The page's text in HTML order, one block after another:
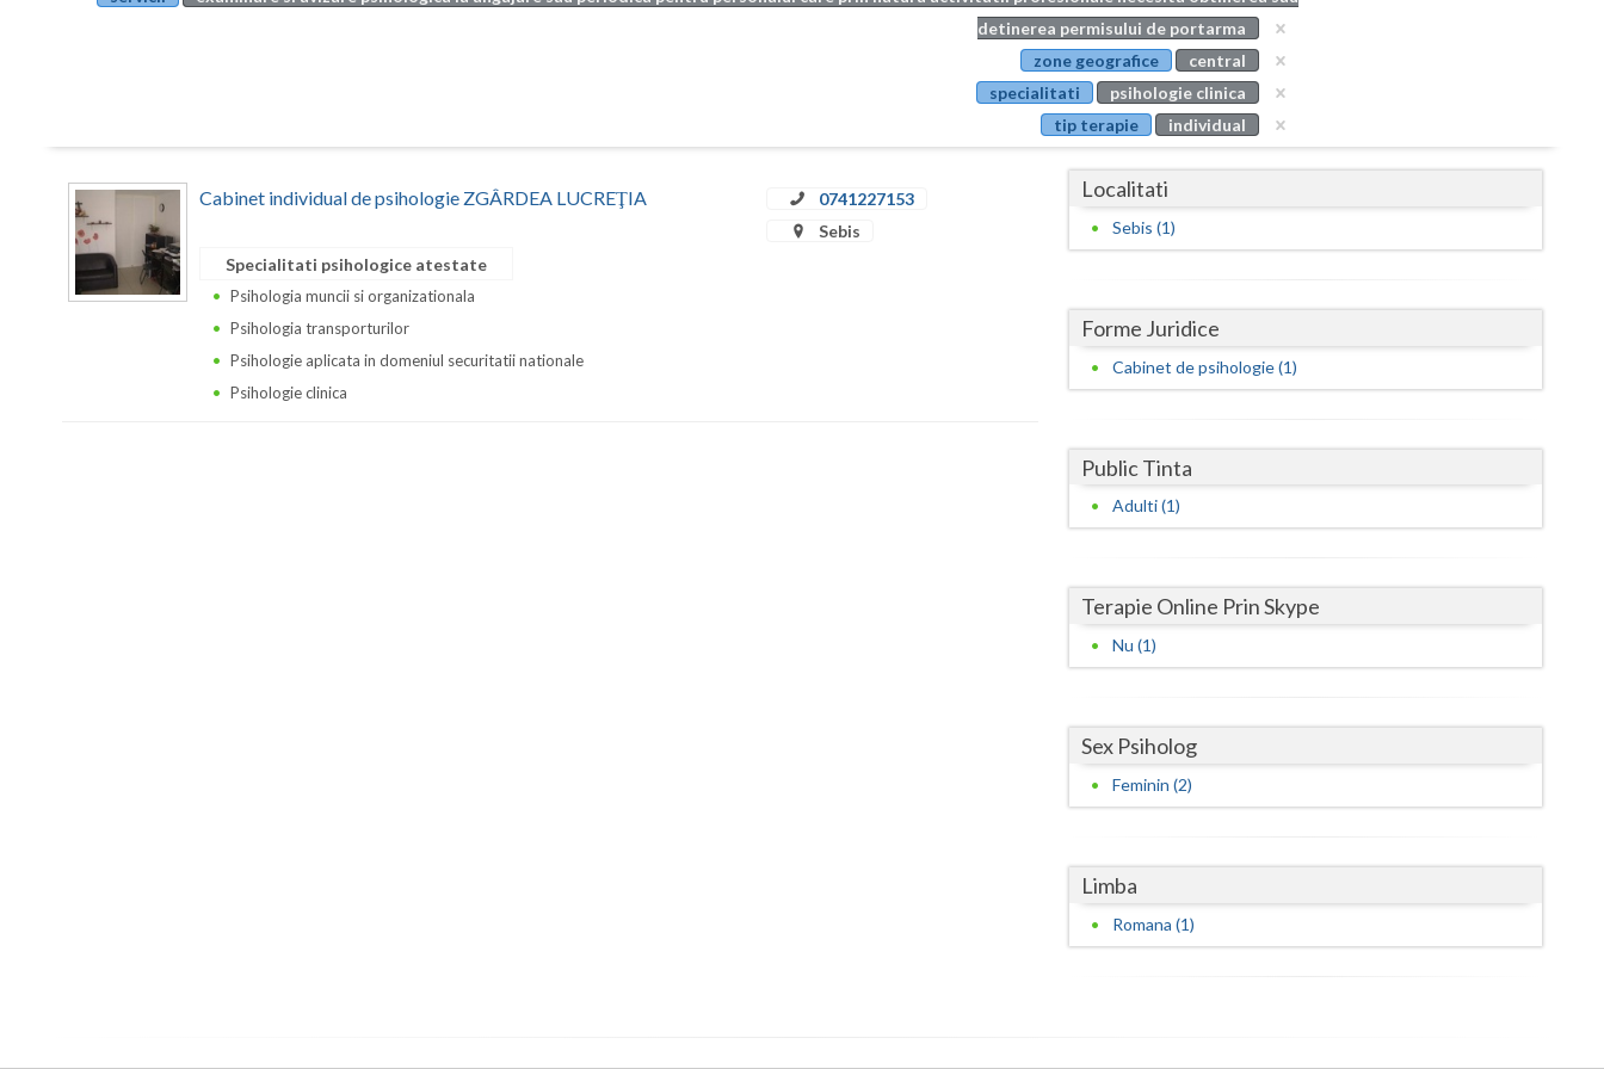
Buzau
Calarasi
Caras-Severin
Covasna
Dolj
Galati
Giurgiu
Gorj
Hunedoara
Ilfov
Salaj
detinerea permisului de portarma
zone geografice
central
specialitati
psihologie clinica
tip terapie
individual
Cabinet individual de psihologie ZGÂRDEA LUCREŢIA
0741227153
Sebis
Specialitati psihologice atestate
Psihologia muncii si organizationala
Psihologia transporturilor
Psihologie aplicata in domeniul securitatii nationale
Psihologie clinica
Localitati
Sebis (1)
Forme Juridice
Cabinet de psihologie (1)
Public Tinta
Adulti (1)
Terapie Online Prin Skype
Nu (1)
Sex Psiholog
Feminin (2)
Limba
Romana (1)